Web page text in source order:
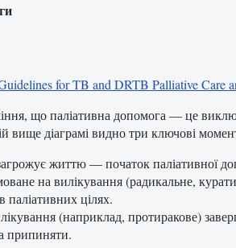
for TB and DRTB Palliative
що паліативна допомога — це
вище діаграмі видно три ключові
життю — початок паліативної
на вилікування (радикальне,
паліативних цілях.
(наприклад, протиракове)
припиняти.